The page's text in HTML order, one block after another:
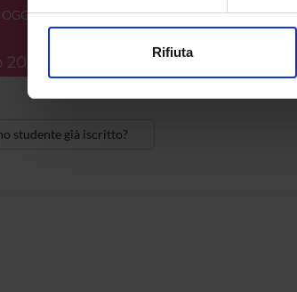
modificare o ritirare il tuo consenso in
che hanno raccolto dal tuo utilizzo dei
Rifiuta
studente già iscritto?